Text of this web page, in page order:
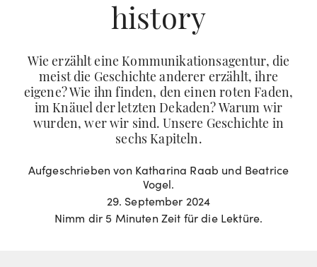
history
Wie erzählt eine Kommunikationsagentur, die
meist die Geschichte anderer erzählt, ihre
eigene? Wie ihn finden, den einen roten Faden,
im Knäuel der letzten Dekaden? Warum wir
wurden, wer wir sind. Unsere Geschichte in
sechs Kapiteln.
Aufgeschrieben von Katharina Raab und Beatrice
Vogel.
29. September 2024
Nimm dir 5 Minuten Zeit für die Lektüre.